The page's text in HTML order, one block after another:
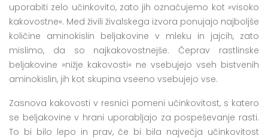
uporabiti zelo učinkovito, zato jih označujemo kot »visoko
kakovostne«. Med živili živalskega izvora ponujajo najboljše
količine aminokislin beljakovine v mleku in jajcih, zato
mislimo, da so najkakovostnejše. Čeprav rastlinske
beljakovine »nižje kakovosti« ne vsebujejo vseh bistvenih
aminokislin, jih kot skupina vseeno vsebujejo vse.
Zasnova kakovosti v resnici pomeni učinkovitost, s katero
se beljakovine v hrani uporabljajo za pospeševanje rasti.
To bi bilo lepo in prav, če bi bila največja učinkovitost